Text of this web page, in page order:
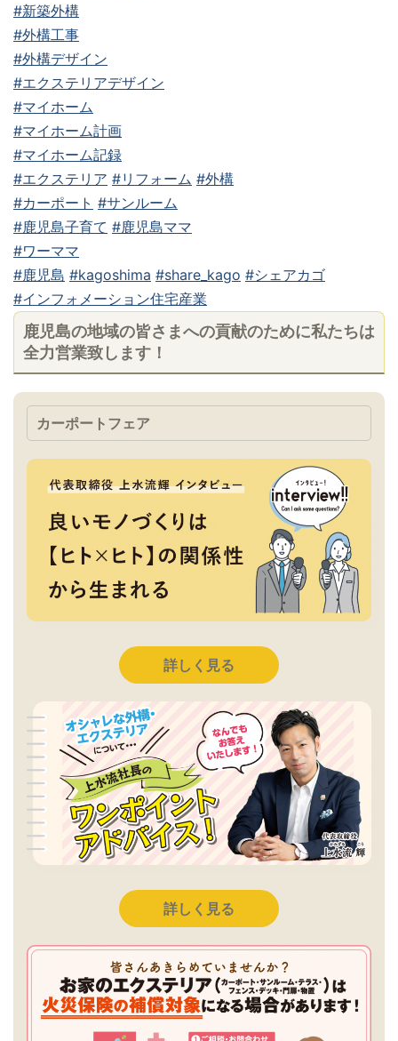
#新築外構
#外構工事
#外構デザイン
#エクステリアデザイン
#マイホーム
#マイホーム計画
#マイホーム記録
#エクステリア #リフォーム #外構
#カーポート #サンルーム
#鹿児島子育て #鹿児島ママ
#ワーママ
#鹿児島 #kagoshima #share_kago #シェアカゴ
#インフォメーション住宅産業
鹿児島の地域の皆さまへの貢献のために私たちは
全力営業致します！
カーポートフェア
詳しく見る
詳しく見る